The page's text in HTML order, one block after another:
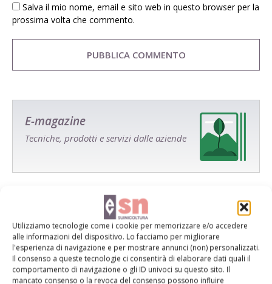
Utilizziamo tecnologie come i cookie per memorizzare e/o accedere
alle informazioni del dispositivo. Lo facciamo per migliorare
l'esperienza di navigazione e per mostrare annunci (non) personalizzati.
Il consenso a queste tecnologie ci consentirà di elaborare dati quali il
comportamento di navigazione o gli ID univoci su questo sito. Il
mancato consenso o la revoca del consenso possono influire
Salva il mio nome, email e sito web in questo browser per la
prossima volta che commento.
E-magazine
Tecniche, prodotti e servizi dalle aziende
Catalogo Aziende e Prodotti
Un modo semplice per cercare un'azienda o un